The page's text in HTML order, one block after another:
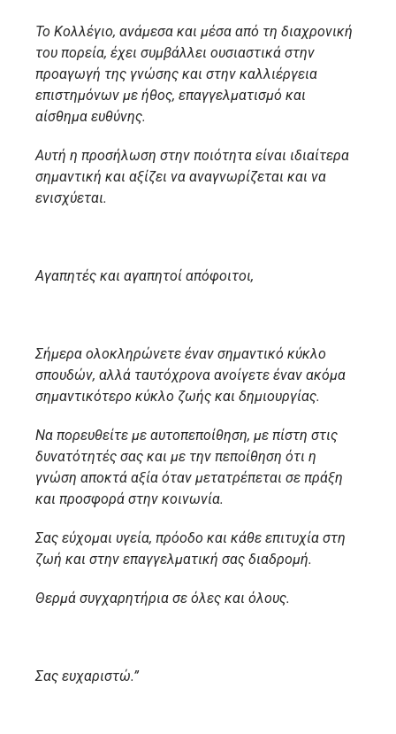
Το Κολλέγιο, ανάμεσα και μέσα από τη διαχρονική
του πορεία, έχει συμβάλλει ουσιαστικά στην
προαγωγή της γνώσης και στην καλλιέργεια
επιστημόνων με ήθος, επαγγελματισμό και
αίσθημα ευθύνης.
Αυτή η προσήλωση στην ποιότητα είναι ιδιαίτερα
σημαντική και αξίζει να αναγνωρίζεται και να
ενισχύεται.
Αγαπητές και αγαπητοί απόφοιτοι,
Σήμερα ολοκληρώνετε έναν σημαντικό κύκλο
σπουδών, αλλά ταυτόχρονα ανοίγετε έναν ακόμα
σημαντικότερο κύκλο ζωής και δημιουργίας.
Να πορευθείτε με αυτοπεποίθηση, με πίστη στις
δυνατότητές σας και με την πεποίθηση ότι η
γνώση αποκτά αξία όταν μετατρέπεται σε πράξη
και προσφορά στην κοινωνία.
Σας εύχομαι υγεία, πρόοδο και κάθε επιτυχία στη
ζωή και στην επαγγελματική σας διαδρομή.
Θερμά συγχαρητήρια σε όλες και όλους.
Σας ευχαριστώ.”